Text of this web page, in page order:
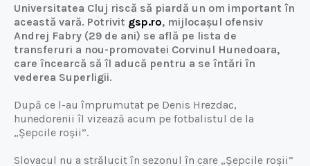
Universitatea Cluj riscă să piardă un om important în
această vară. Potrivit gsp.ro, mijlocașul ofensiv
Andrej Fabry (29 de ani) se află pe lista de
transferuri a nou-promovatei Corvinul Hunedoara,
care încearcă să îl aducă pentru a se întări în
vederea Superligii.
După ce l-au împrumutat pe Denis Hrezdac,
hunedorenii îl vizează acum pe fotbalistul de la
„Șepcile roșii”.
Slovacul nu a strălucit în sezonul în care „Șepcile roșii”